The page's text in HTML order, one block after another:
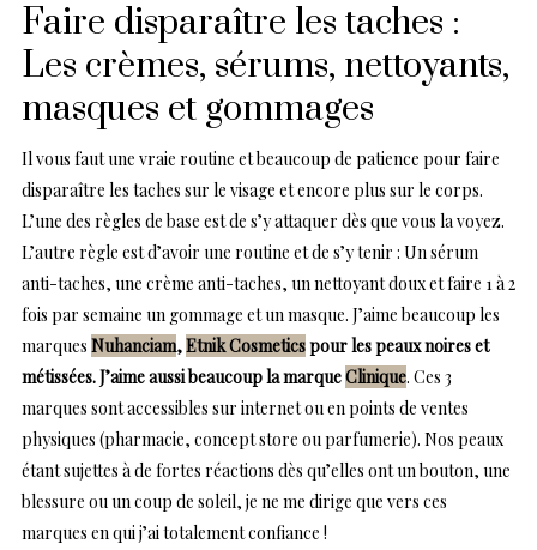
Faire disparaître les taches :
Les crèmes, sérums, nettoyants,
masques et gommages
Il vous faut une vraie routine et beaucoup de patience pour faire
disparaître les taches sur le visage et encore plus sur le corps.
L’une des règles de base est de s’y attaquer dès que vous la voyez.
L’autre règle est d’avoir une routine et de s’y tenir : Un sérum
anti-taches, une crème anti-taches, un nettoyant doux et faire 1 à 2
fois par semaine un gommage et un masque. J’aime beaucoup les
marques Nuhanciam,Etnik Cosmeticspour les peaux noires et
métissées. J’aime aussi beaucoup la marqueClinique. Ces 3
marques sont accessibles sur internet ou en points de ventes
physiques (pharmacie, concept store ou parfumerie). Nos peaux
étant sujettes à de fortes réactions dès qu’elles ont un bouton, une
blessure ou un coup de soleil, je ne me dirige que vers ces
marques en qui j’ai totalement confiance !